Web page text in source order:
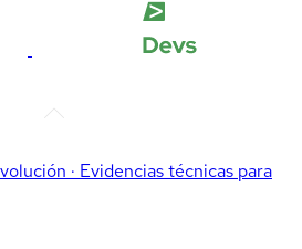
· Evidencias técnicas para